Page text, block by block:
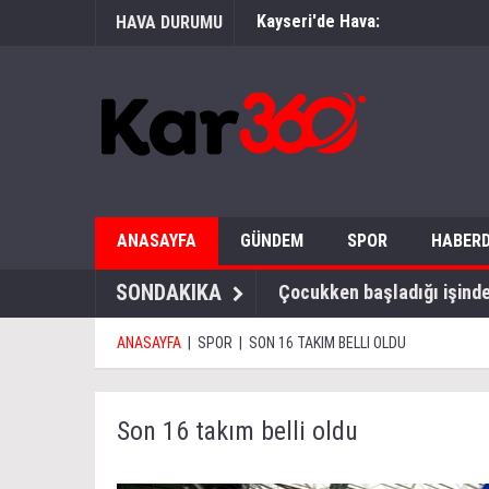
HAVA DURUMU Kayseri'de Hava:
ANASAYFA GÜNDEM SPOR
SONDAKIKA Çocukken başladığı
ANASAYFA SPOR SON 16 TAKIM BELLI OLDU
Son 16 takım belli oldu